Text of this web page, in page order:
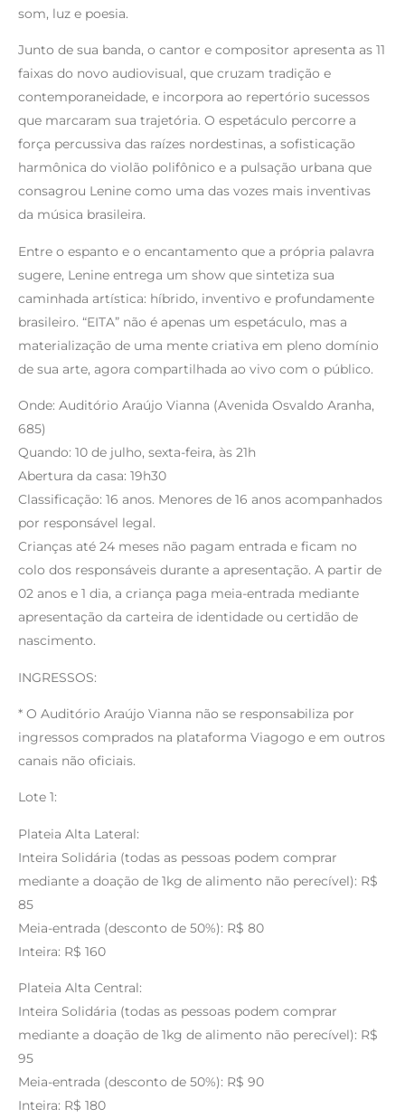
som, luz e poesia.
Junto de sua banda, o cantor e compositor apresenta as 11
faixas do novo audiovisual, que cruzam tradição e
contemporaneidade, e incorpora ao repertório sucessos
que marcaram sua trajetória. O espetáculo percorre a
força percussiva das raízes nordestinas, a sofisticação
harmônica do violão polifônico e a pulsação urbana que
consagrou Lenine como uma das vozes mais inventivas
da música brasileira.
Entre o espanto e o encantamento que a própria palavra
sugere, Lenine entrega um show que sintetiza sua
caminhada artística: híbrido, inventivo e profundamente
brasileiro. “EITA” não é apenas um espetáculo, mas a
materialização de uma mente criativa em pleno domínio
de sua arte, agora compartilhada ao vivo com o público.
Onde: Auditório Araújo Vianna (Avenida Osvaldo Aranha,
685)
Quando: 10 de julho, sexta-feira, às 21h
Abertura da casa: 19h30
Classificação: 16 anos. Menores de 16 anos acompanhados
por responsável legal.
Crianças até 24 meses não pagam entrada e ficam no
colo dos responsáveis durante a apresentação. A partir de
02 anos e 1 dia, a criança paga meia-entrada mediante
apresentação da carteira de identidade ou certidão de
nascimento.
INGRESSOS:
* O Auditório Araújo Vianna não se responsabiliza por
ingressos comprados na plataforma Viagogo e em outros
canais não oficiais.
Lote 1:
Plateia Alta Lateral:
Inteira Solidária (todas as pessoas podem comprar
mediante a doação de 1kg de alimento não perecível): R$
85
Meia-entrada (desconto de 50%): R$ 80
Inteira: R$ 160
Plateia Alta Central:
Inteira Solidária (todas as pessoas podem comprar
mediante a doação de 1kg de alimento não perecível): R$
95
Meia-entrada (desconto de 50%): R$ 90
Inteira: R$ 180